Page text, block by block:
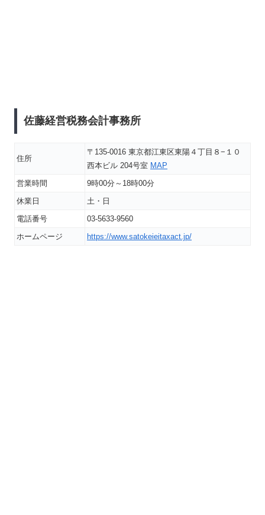
佐藤経営税務会計事務所
住所
〒135-0016 東京都江東区東陽４丁目８−１０
西本ビル 204号室 MAP
営業時間
9時00分～18時00分
休業日
土・日
電話番号
03-5633-9560
ホームページ
https://www.satokeieitaxact.jp/